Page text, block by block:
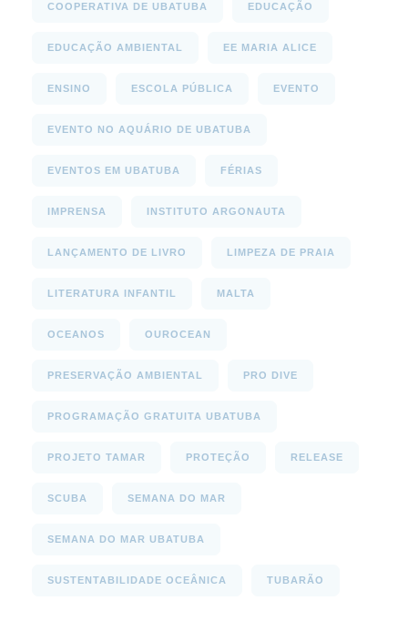
COOPERATIVA DE UBATUBA EDUCAÇÃO
EDUCAÇÃO AMBIENTAL EE MARIA ALICE
ENSINO ESCOLA PÚBLICA EVENTO
EVENTO NO AQUÁRIO DE UBATUBA
EVENTOS EM UBATUBA FÉRIAS
IMPRENSA INSTITUTO ARGONAUTA
LANÇAMENTO DE LIVRO LIMPEZA DE PRAIA
LITERATURA INFANTIL MALTA
OCEANOS OUROCEAN
PRESERVAÇÃO AMBIENTAL PRO DIVE
PROGRAMAÇÃO GRATUITA UBATUBA
PROJETO TAMAR PROTEÇÃO RELEASE
SCUBA SEMANA DO MAR
SEMANA DO MAR UBATUBA
SUSTENTABILIDADE OCEÂNICA TUBARÃO